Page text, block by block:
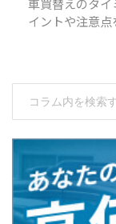
車買替えのタ
イントや注意点